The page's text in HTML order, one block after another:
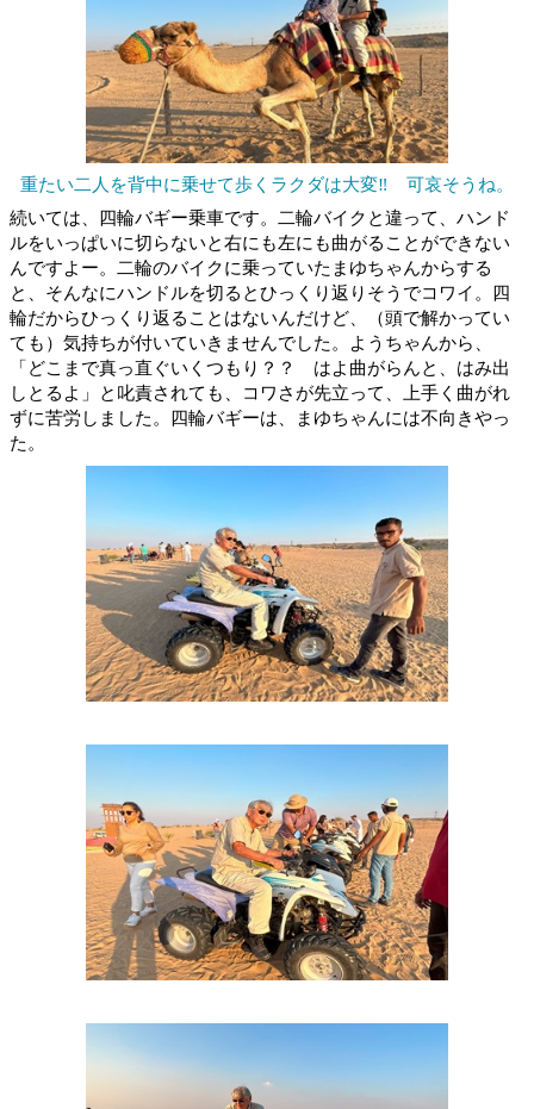
重たい二人を背中に乗せて歩くラクダは大変‼ 可哀そうね。
続いては、四輪バギー乗車です。二輪バイクと違って、ハンド
ルをいっぱいに切らないと右にも左にも曲がることができない
んですよー。二輪のバイクに乗っていたまゆちゃんからする
と、そんなにハンドルを切るとひっくり返りそうでコワイ。四
輪だからひっくり返ることはないんだけど、（頭で解かってい
ても）気持ちが付いていきませんでした。ようちゃんから、
「どこまで真っ直ぐいくつもり？？ はよ曲がらんと、はみ出
しとるよ」と叱責されても、コワさが先立って、上手く曲がれ
ずに苦労しました。四輪バギーは、まゆちゃんには不向きやっ
た。